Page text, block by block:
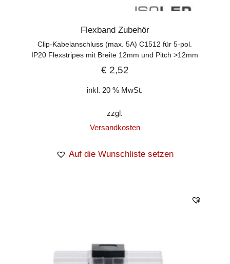
Flexband Zubehör
Clip-Kabelanschluss (max. 5A) C1512 für 5-pol.
IP20 Flexstripes mit Breite 12mm und Pitch >12mm
€2,52
inkl. 20 % MwSt.
zzgl.
Versandkosten
Auf die Wunschliste setzen